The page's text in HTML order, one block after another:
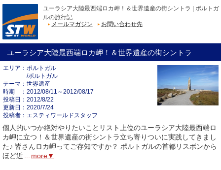
ユーラシア大陸最西端ロカ岬！＆世界遺産の街シントラ | ポルトガ
ルの旅行記
メールマガジン
お問い合わせ先
ユーラシア大陸最西端ロカ岬！＆世界遺産の街シントラ
エリア
ポルトガル
/ポルトガル
テーマ
世界遺産
時期
2012/08/11～2012/08/17
投稿日
2012/8/22
更新日
2020/7/24
投稿者
エスティワールドスタッフ
個人的いつか絶対やりたいことリスト上位のユーラシア大陸最西端ロ
カ岬に立つ！＆世界遺産の街シントラ立ち寄りついに実践してきまし
た♪ 皆さんロカ岬ってご存知ですか？ ポルトガルの首都リスボンから
ほど近
more▼